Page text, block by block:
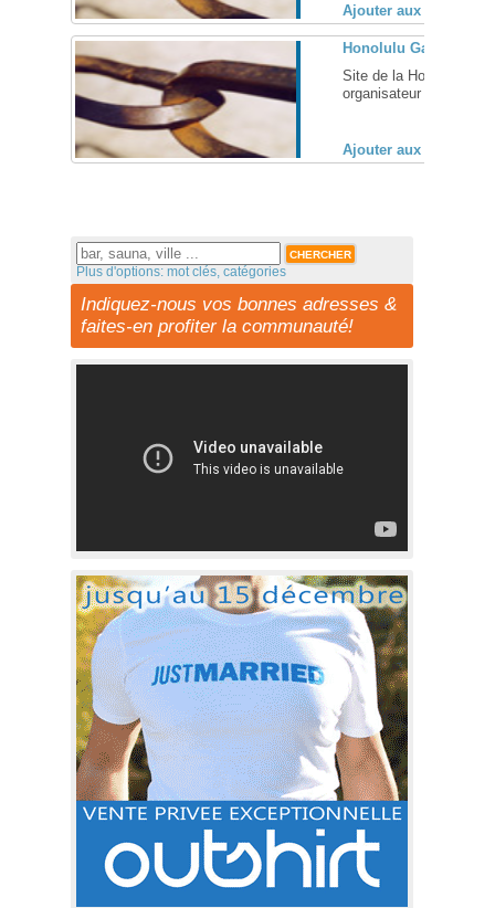
Ajouter aux favoris
Honolulu Gay &
Site de la Honolulu
organisateur du
Ajouter aux favoris
Plus d'options: mot clés, catégories
Indiquez-nous vos bonnes adresses &
faites-en profiter la communauté!